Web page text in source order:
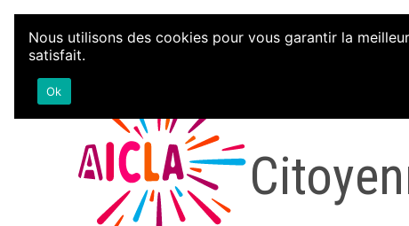
Aller au contenu
Nous utilisons des cookies pour vous garantir la
satisfait.
Ok